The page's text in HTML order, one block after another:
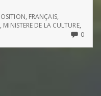
, FRANÇAIS,
, MINISTERE DE LA CULTURE,
0NO